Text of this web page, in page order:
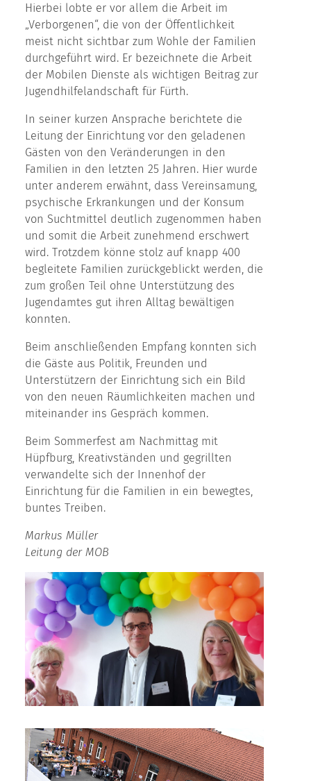
Hierbei lobte er vor allem die Arbeit im
„Verborgenen“, die von der Öffentlichkeit
meist nicht sichtbar zum Wohle der Familien
durchgeführt wird. Er bezeichnete die Arbeit
der Mobilen Dienste als wichtigen Beitrag zur
Jugendhilfelandschaft für Fürth.
In seiner kurzen Ansprache berichtete die
Leitung der Einrichtung vor den geladenen
Gästen von den Veränderungen in den
Familien in den letzten 25 Jahren. Hier wurde
unter anderem erwähnt, dass Vereinsamung,
psychische Erkrankungen und der Konsum
von Suchtmittel deutlich zugenommen haben
und somit die Arbeit zunehmend erschwert
wird. Trotzdem könne stolz auf knapp 400
begleitete Familien zurückgeblickt werden, die
zum großen Teil ohne Unterstützung des
Jugendamtes gut ihren Alltag bewältigen
konnten.
Beim anschließenden Empfang konnten sich
die Gäste aus Politik, Freunden und
Unterstützern der Einrichtung sich ein Bild
von den neuen Räumlichkeiten machen und
miteinander ins Gespräch kommen.
Beim Sommerfest am Nachmittag mit
Hüpfburg, Kreativständen und gegrillten
verwandelte sich der Innenhof der
Einrichtung für die Familien in ein bewegtes,
buntes Treiben.
Markus Müller
Leitung der MOB